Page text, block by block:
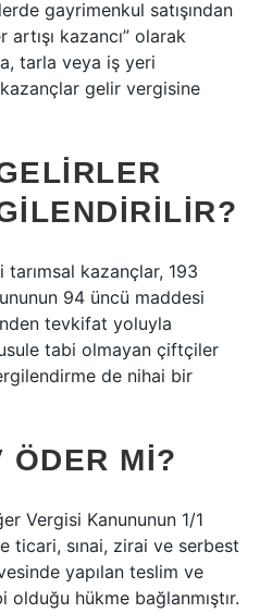
gayrimenkul satışından
kazancı” olarak
tarla veya iş yeri
gelir vergisine
kazançlar, 193
94 üncü maddesi
tevkifat yoluyla
tabi olmayan çiftçiler
de nihai bir
ÖDER MI?
Vergisi Kanununun 1/1
ticari, sınai, zirai ve serbest
yapılan teslim ve
olduğu hükme bağlanmıştır.